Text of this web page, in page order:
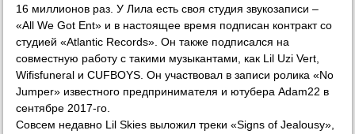
16 миллионов раз. У Лила есть своя студия звукозаписи –
«All We Got Ent» и в настоящее время подписан контракт со
студией «Atlantic Records». Он также подписался на
совместную работу с такими музыкантами, как Lil Uzi Vert,
Wifisfuneral и CUFBOYS. Он участвовал в записи ролика «No
Jumper» известного предпринимателя и ютубера Adam22 в
сентябре 2017-го.
Совсем недавно Lil Skies выложил треки «Signs of Jealousy»,